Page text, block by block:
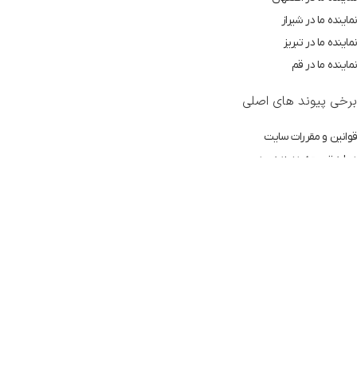
نماینده ما در شیراز
نماینده ما در تبریز
نماینده ما در قم
برخی پیوند های اصلی
قوانین و مقررات سایت
درباره توسعه دهنده وردپرس